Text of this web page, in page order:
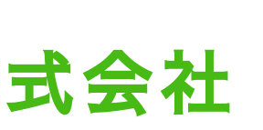
会社